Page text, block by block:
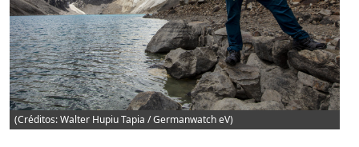
(Créditos: Walter Hupiu Tapia / Germanwatch eV)